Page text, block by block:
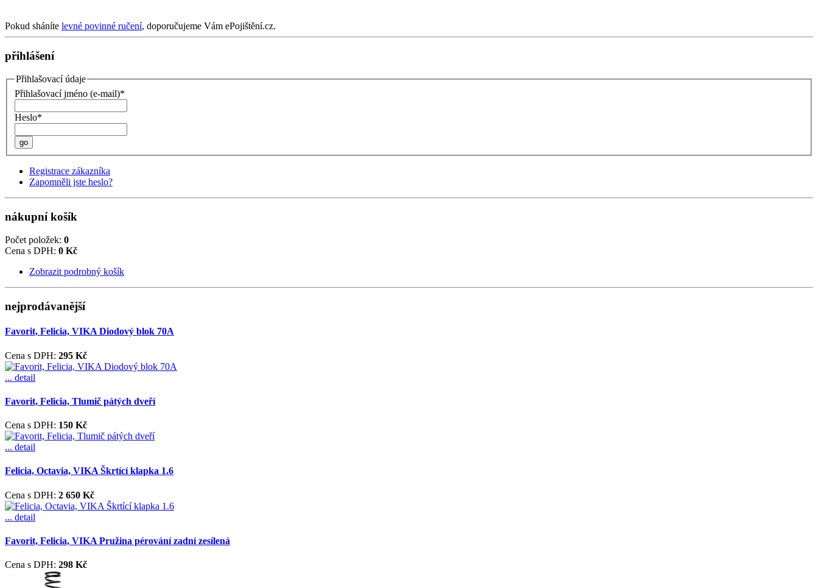
Pokud sháníte levné povinné ručení, doporučujeme Vám ePojištění.cz.
přihlášení
Přihlašovací údaje
Přihlašovací jméno (e-mail)*
Heslo*
go
Registrace zákazníka
Zapomněli jste heslo?
nákupní košík
Počet položek: 0
Cena s DPH: 0 Kč
Zobrazit podrobný košík
nejprodávanější
Favorit, Felicia, VIKA Diodový blok 70A
Cena s DPH: 295 Kč
... detail
Favorit, Felicia, Tlumič pátých dveří
Cena s DPH: 150 Kč
... detail
Felicia, Octavia, VIKA Škrtící klapka 1.6
Cena s DPH: 2 650 Kč
... detail
Favorit, Felicia, VIKA Pružina pérování zadní zesílená
Cena s DPH: 298 Kč